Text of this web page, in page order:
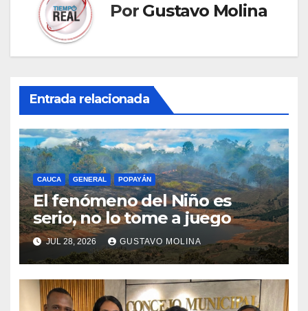
Por Gustavo Molina
Entrada relacionada
CAUCA GENERAL POPAYÁN
El fenómeno del Niño es
serio, no lo tome a juego
JUL 28, 2026 GUSTAVO MOLINA